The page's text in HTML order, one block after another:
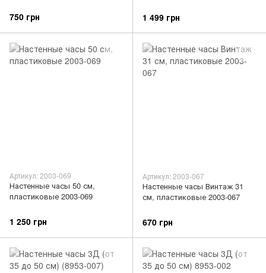
750 грн 1 499 грн
Артикул: 2003-069
Настенные часы 50 см,
пластиковые 2003-069
1 250 грн
Артикул: 2003-067
Настенные часы Винтаж 31
см, пластиковые 2003-067
670 грн